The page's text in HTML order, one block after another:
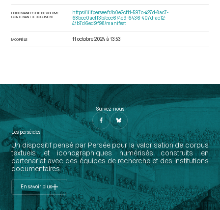
URI DU MANIFEST IIIF DU VOLUME
CONTENANT LE DOCUMENT
https://iiif.persee.fr/b0e2cf11-597c-427d-8ac7-
68bcc0acf13b/cce674c9-6436-407d-ac12-
41b7d6ed9f98/manifest
MODIFIÉ LE 11 octobre 2024 à 13:53
Suivez-nous
Les perséides
Un dispositif pensé par Persée pour la valorisation de corpus
textuels et iconographiques numérisés construits en
partenariat avec des équipes de recherche et des institutions
documentaires.
En savoir plus